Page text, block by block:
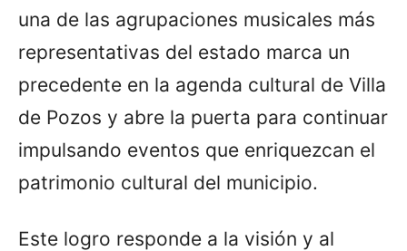
una de las agrupaciones musicales más
representativas del estado marca un
precedente en la agenda cultural de Villa
de Pozos y abre la puerta para continuar
impulsando eventos que enriquezcan el
patrimonio cultural del municipio.
Este logro responde a la visión y al